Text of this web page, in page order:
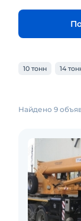
10 тонн 14
Найдено 9